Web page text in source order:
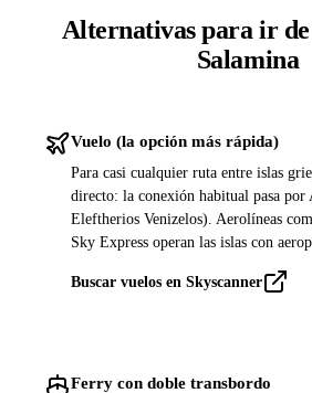
Alternativas para ir de
Salamina
Vuelo (la opción más rápida)
Para casi cualquier ruta entre islas
directo: la conexión habitual pasa por
Eleftherios Venizelos). Aerolíneas
Sky Express operan las islas con
Buscar vuelos en Skyscanner
Ferry con doble transbordo